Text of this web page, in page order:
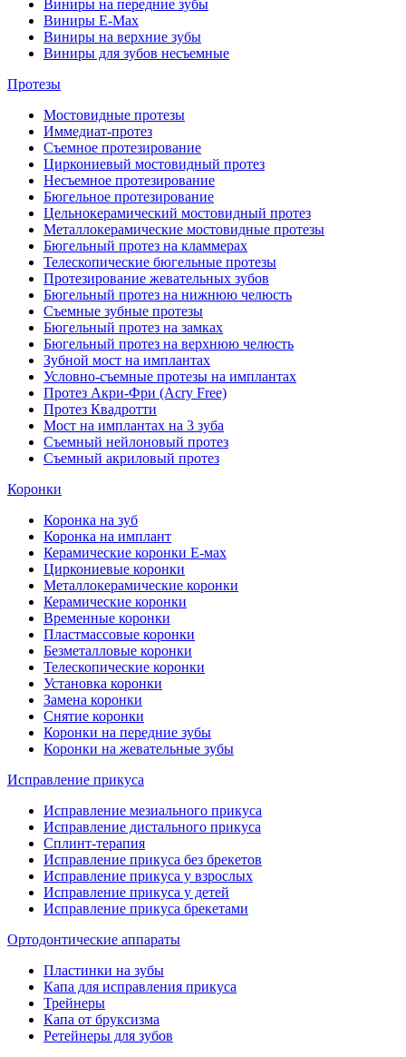
Виниры на передние зубы
Виниры E-Max
Виниры на верхние зубы
Виниры для зубов несъемные
Протезы
Мостовидные протезы
Иммедиат-протез
Съемное протезирование
Циркониевый мостовидный протез
Несъемное протезирование
Бюгельное протезирование
Цельнокерамический мостовидный протез
Металлокерамические мостовидные протезы
Бюгельный протез на кламмерах
Телескопические бюгельные протезы
Протезирование жевательных зубов
Бюгельный протез на нижнюю челюсть
Съемные зубные протезы
Бюгельный протез на замках
Бюгельный протез на верхнюю челюсть
Зубной мост на имплантах
Условно-съемные протезы на имплантах
Протез Акри-Фри (Acry Free)
Протез Квадротти
Мост на имплантах на 3 зуба
Съемный нейлоновый протез
Съемный акриловый протез
Коронки
Коронка на зуб
Коронка на имплант
Керамические коронки Е-мах
Циркониевые коронки
Металлокерамические коронки
Керамические коронки
Временные коронки
Пластмассовые коронки
Безметалловые коронки
Телескопические коронки
Установка коронки
Замена коронки
Снятие коронки
Коронки на передние зубы
Коронки на жевательные зубы
Исправление прикуса
Исправление мезиального прикуса
Исправление дистального прикуса
Сплинт-терапия
Исправление прикуса без брекетов
Исправление прикуса у взрослых
Исправление прикуса у детей
Исправление прикуса брекетами
Ортодонтические аппараты
Пластинки на зубы
Капа для исправления прикуса
Трейнеры
Капа от бруксизма
Ретейнеры для зубов